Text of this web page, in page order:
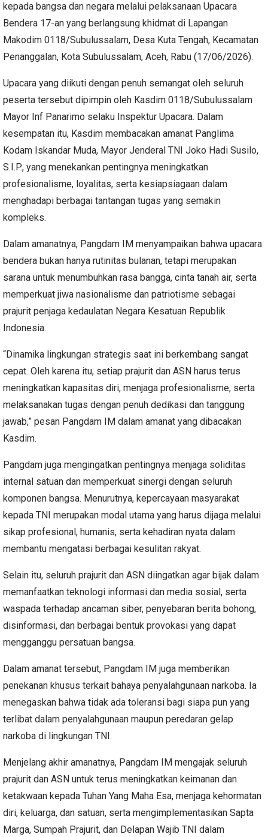
kepada bangsa dan negara melalui pelaksanaan Upacara
Bendera 17-an yang berlangsung khidmat di Lapangan
Makodim 0118/Subulussalam, Desa Kuta Tengah, Kecamatan
Penanggalan, Kota Subulussalam, Aceh, Rabu (17/06/2026).
Upacara yang diikuti dengan penuh semangat oleh seluruh
peserta tersebut dipimpin oleh Kasdim 0118/Subulussalam
Mayor Inf Panarimo selaku Inspektur Upacara. Dalam
kesempatan itu, Kasdim membacakan amanat Panglima
Kodam Iskandar Muda, Mayor Jenderal TNI Joko Hadi Susilo,
S.I.P., yang menekankan pentingnya meningkatkan
profesionalisme, loyalitas, serta kesiapsiagaan dalam
menghadapi berbagai tantangan tugas yang semakin
kompleks.
Dalam amanatnya, Pangdam IM menyampaikan bahwa upacara
bendera bukan hanya rutinitas bulanan, tetapi merupakan
sarana untuk menumbuhkan rasa bangga, cinta tanah air, serta
memperkuat jiwa nasionalisme dan patriotisme sebagai
prajurit penjaga kedaulatan Negara Kesatuan Republik
Indonesia.
“Dinamika lingkungan strategis saat ini berkembang sangat
cepat. Oleh karena itu, setiap prajurit dan ASN harus terus
meningkatkan kapasitas diri, menjaga profesionalisme, serta
melaksanakan tugas dengan penuh dedikasi dan tanggung
jawab,” pesan Pangdam IM dalam amanat yang dibacakan
Kasdim.
Pangdam juga mengingatkan pentingnya menjaga soliditas
internal satuan dan memperkuat sinergi dengan seluruh
komponen bangsa. Menurutnya, kepercayaan masyarakat
kepada TNI merupakan modal utama yang harus dijaga melalui
sikap profesional, humanis, serta kehadiran nyata dalam
membantu mengatasi berbagai kesulitan rakyat.
Selain itu, seluruh prajurit dan ASN diingatkan agar bijak dalam
memanfaatkan teknologi informasi dan media sosial, serta
waspada terhadap ancaman siber, penyebaran berita bohong,
disinformasi, dan berbagai bentuk provokasi yang dapat
mengganggu persatuan bangsa.
Dalam amanat tersebut, Pangdam IM juga memberikan
penekanan khusus terkait bahaya penyalahgunaan narkoba. Ia
menegaskan bahwa tidak ada toleransi bagi siapa pun yang
terlibat dalam penyalahgunaan maupun peredaran gelap
narkoba di lingkungan TNI.
Menjelang akhir amanatnya, Pangdam IM mengajak seluruh
prajurit dan ASN untuk terus meningkatkan keimanan dan
ketakwaan kepada Tuhan Yang Maha Esa, menjaga kehormatan
diri, keluarga, dan satuan, serta mengimplementasikan Sapta
Marga, Sumpah Prajurit, dan Delapan Wajib TNI dalam